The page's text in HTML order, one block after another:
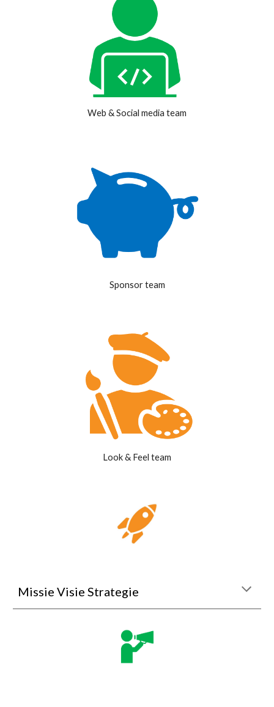
Web & Social media team
Sponsor team
Look & Feel team
Missie Visie Strategie